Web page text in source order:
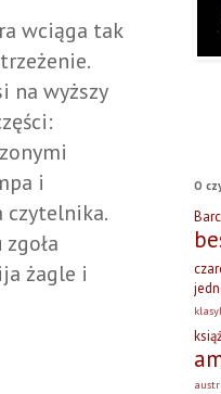
wciąga tak
na wyższy
i
czytelnika.
żagle i
O